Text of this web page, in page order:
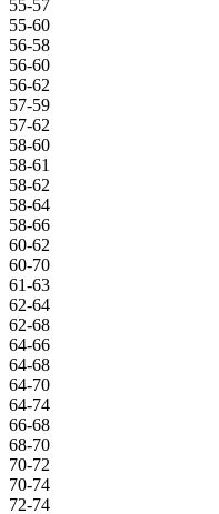
55-57
55-60
56-58
56-60
56-62
57-59
57-62
58-60
58-61
58-62
58-64
58-66
60-62
60-70
61-63
62-64
62-68
64-66
64-68
64-70
64-74
66-68
68-70
70-72
70-74
72-74